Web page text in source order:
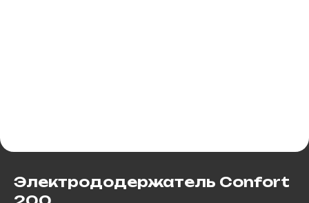
Электрододержатель Confort